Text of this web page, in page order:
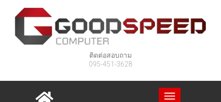
ติดต่อสอบถาม
095-451-3628
Toggle